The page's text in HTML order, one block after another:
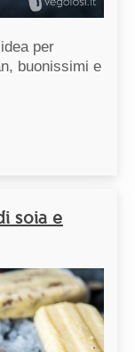
per
buonissimi e
soia e